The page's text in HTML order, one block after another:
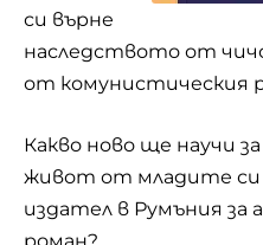
си върне
наследството от
от комунистическия
Какво ново ще научи
живот от младите си
издател в Румъния за